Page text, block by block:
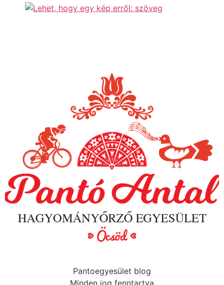
Pantoegyesület blog
Minden jog fenntartva